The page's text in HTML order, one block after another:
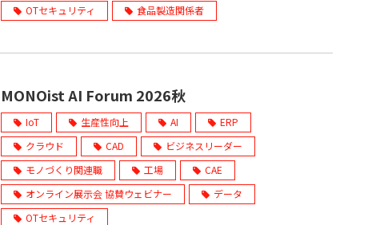
OTセキュリティ
食品製造関係者
MONOist AI Forum 2026秋
IoT 生産性向上 AI
ERP
クラウド
CAD
ビジネスリーダー
モノづくり関連職
工場
CAE
オンライン展示会 協賛ウェビナー
データ
OTセキュリティ